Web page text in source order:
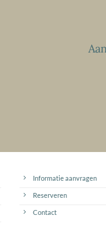
Informatie aanvragen
Reserveren
Contact